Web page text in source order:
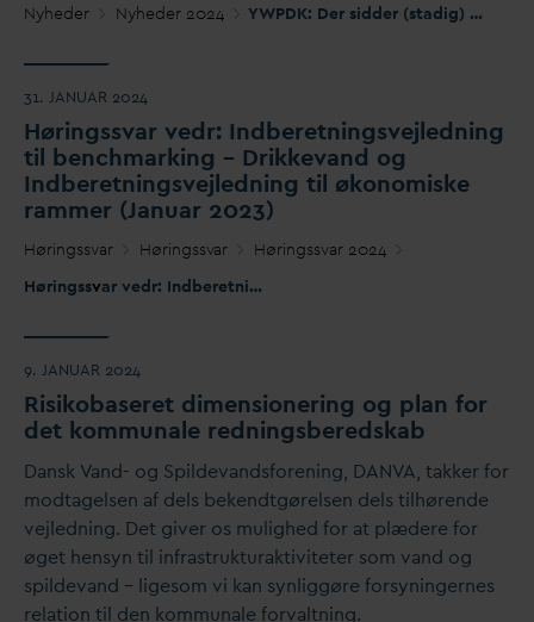
Nyheder Nyheder 2024 YWPDK: Der sidder (stadig) en fighter i formandsstolen
31. JANUAR 2024
Høringssvar vedr: Indberetningsvejledning
til benchmarking – Drikkevand og
Indberetningsvejledning til økonomiske
rammer (Januar 2023)
Høringssvar Høringssvar Høringssvar 2024
Høringssvar vedr: Indberetningsvejledning til benchmarking – Drikke
9. JANUAR 2024
Risikobaseret dimensionering og plan for
det kommunale redningsberedskab
Dansk Vand- og Spildevandsforening, DANVA, takker for
modtagelsen af dels bekendtgørelsen dels tilhørende
vejledning. Det giver os mulighed for at plædere for
øget hensyn til infrastrukturaktiviteter som vand og
spildevand – ligesom vi kan synliggøre forsyningernes
relation til den kommunale forvaltning.